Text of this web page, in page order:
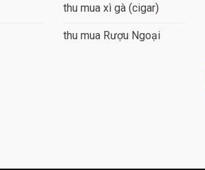
thu mua xì gà (cigar)
thu mua Rượu Ngoại